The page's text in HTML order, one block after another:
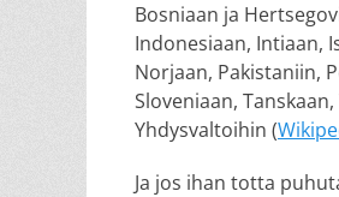
Bosniaan ja
Indonesiaan, Intiaan,
Norjaan, Pakistaniin,
Sloveniaan,
Yhdysvaltoihin (
Ja jos ihan totta